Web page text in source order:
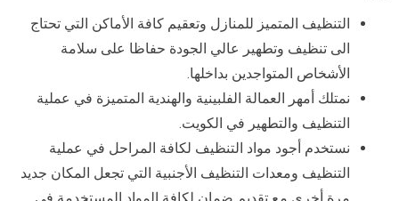
التنظيف المتميز للمنازل وتعقيم كافة الأماكن التي تحتاج
الى تنظيف وتطهير عالي الجودة حفاظا على سلامة
الأشخاص المتواجدين بداخلها.
نمتلك أمهر العمالة الفلبينية والهندية المتميزة في عملية
التنظيف والتطهير في الكويت.
نستخدم أجود مواد التنظيف لكافة المراحل في عملية
التنظيف ومعدات التنظيف الأجنبية التي تجعل المكان جديد